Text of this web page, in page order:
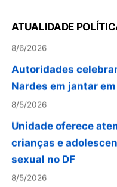
ATUALIDADE
ferramenta de
Nardes em jantar
8/5/2026
crianças e
sexual no DF
8/5/2026